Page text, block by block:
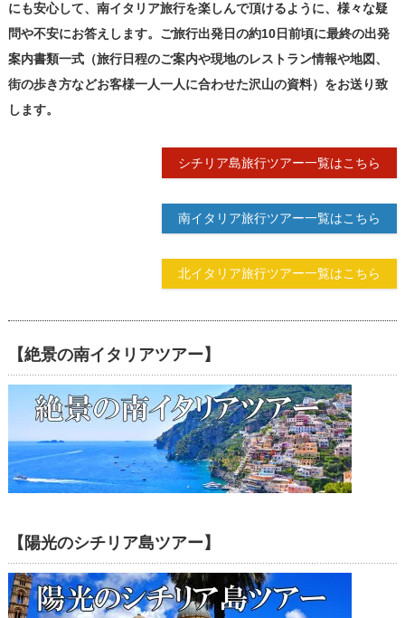
にも安心して、南イタリア旅行を楽しんで頂けるように、様々な疑
問や不安にお答えします。ご旅行出発日の約10日前頃に最終の出発
案内書類一式（旅行日程のご案内や現地のレストラン情報や地図、
街の歩き方などお客様一人一人に合わせた沢山の資料）をお送り致
します。
シチリア島旅行ツアー一覧はこちら
南イタリア旅行ツアー一覧はこちら
北イタリア旅行ツアー一覧はこちら
【絶景の南イタリアツアー】
【陽光のシチリア島ツアー】